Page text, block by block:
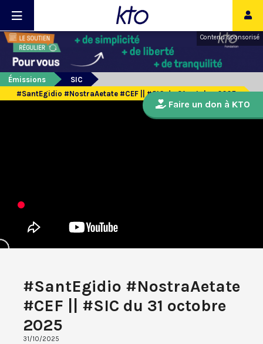
Contenu sponsorisé
Émissions
SIC
#SantEgidio #NostraAetate #CEF || #SIC du 31 octobre 2025
#SantEgidio #NostraAetate
#CEF || #SIC du 31 octobre
2025
31/10/2025
Faire un don à KTO